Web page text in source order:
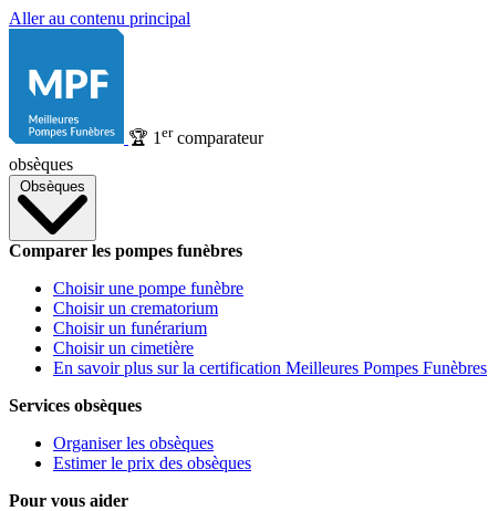
Aller au contenu principal
🏆 1 ercomparateur
obsèques
Obsèques
Comparer les pompes funèbres
Choisir une pompe funèbre
Choisir un crematorium
Choisir un funérarium
Choisir un cimetière
En savoir plus sur la certification Meilleures Pompes Funèbres
Services obsèques
Organiser les obsèques
Estimer le prix des obsèques
Pour vous aider